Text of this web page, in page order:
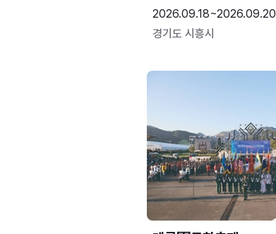
2026.09.18~2026.09.20
경기도 시흥시